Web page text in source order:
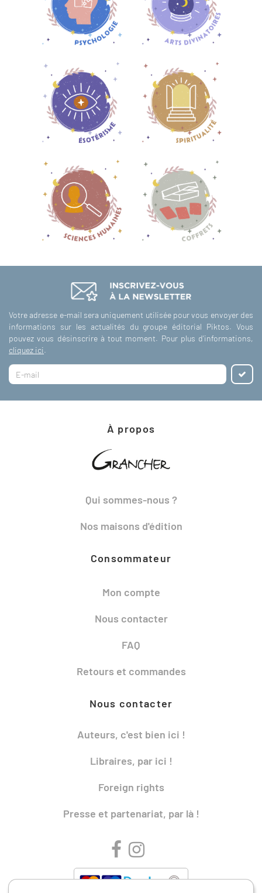
Votre adresse e-mail sera uniquement utilisée pour vous envoyer des
informations sur les actualités du groupe éditorial Piktos. Vous
pouvez vous désinscrire à tout moment. Pour plus d'informations,
cliquez ici.
À propos
Qui sommes-nous ?
Nos maisons d'édition
Consommateur
Mon compte
Nous contacter
FAQ
Retours et commandes
Nous contacter
Auteurs, c'est bien ici !
Libraires, par ici !
Foreign rights
Presse et partenariat, par là !